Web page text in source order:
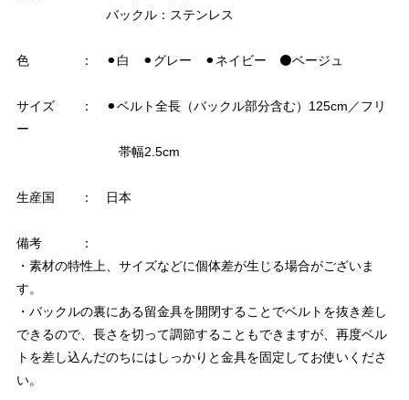
バックル：ステンレス
色 ： ⚫︎白 ⚫︎グレー ⚫︎ネイビー ⚫️ベージュ
サイズ ： ⚫︎ベルト全長（バックル部分含む）125cm／フリ
ー
帯幅2.5cm
生産国 ： 日本
備考 ：
・素材の特性上、サイズなどに個体差が生じる場合がございま
す。
・バックルの裏にある留金具を開閉することでベルトを抜き差し
できるので、長さを切って調節することもできますが、再度ベル
トを差し込んだのちにはしっかりと金具を固定してお使いくださ
い。